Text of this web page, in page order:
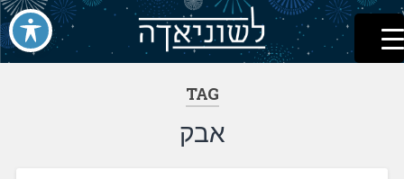
דלג
לתוכן
לשוניאדה
עברית. לשון. שפה
TAG
אבק